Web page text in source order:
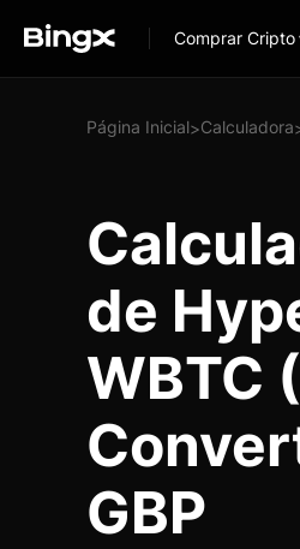
Comprar Cripto
Página Inicial>Calculadora
de
WBTC
GBP